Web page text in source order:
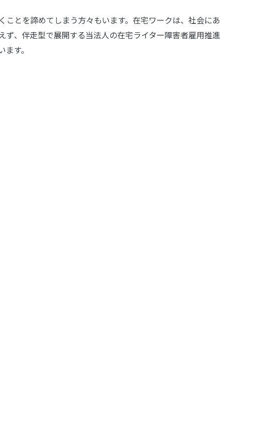
とを諦めてしまう方々もいます。在宅ワークは、社会にあ
、伴走型で展開する当法人の在宅ライター障害者雇用推進
す。